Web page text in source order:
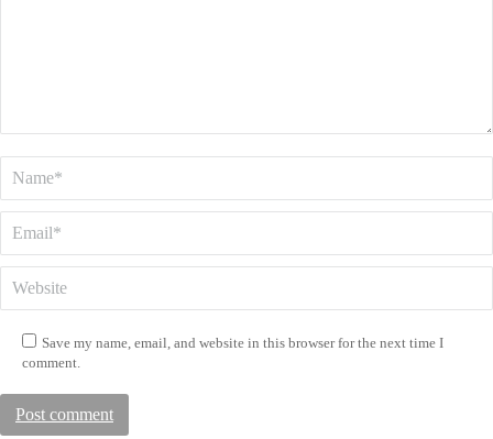
Save my name, email, and website in this browser for the next time I
comment.
Post comment